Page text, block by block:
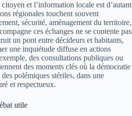
et l’information locale est d’autant
régionales touchent souvent
sécurité, aménagement du territoire,
ces échanges ne se contente pas
un pont entre décideurs et habitants,
une inquiétude diffuse en actions
des consultations publiques ou
des moments clés où la démocratie
polémiques stériles, dans une
et respectueux.
utile